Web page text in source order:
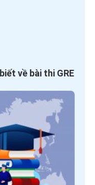
về bài thi GRE